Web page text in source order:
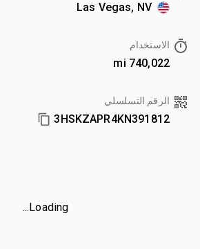
Las Vegas, NV
الاستخدام
740,022 mi
الرقم التسلسلي
3HSKZAPR4KN391812
Loading...